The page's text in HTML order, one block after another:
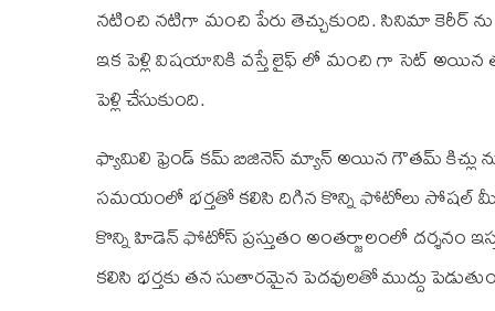
నటించి నటిగా మంచి పేరు తెచ్చుకుంది. సినిమా కెరీర్
ఇక పెళ్లి విషయానికి వస్తే లైఫ్ లో మంచి గా సెట్ అయిన
పెళ్లి చేసుకుంది.
ఫ్యామిలి ఫ్రెండ్ కమ్ బిజినెస్ మ్యాన్ అయిన గౌతమ్ కిచ్లు
సమయంలో భర్తతో కలిసి దిగిన కొన్ని ఫోటోలు
కొన్ని హిడెన్ ఫోటోస్ ప్రస్తుతం అంతర్జాలంలో
కలిసి భర్తకు తన సుతారమైన పెదవులతో ముద్దు